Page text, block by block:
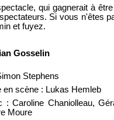
qui gagnerait à
Si vous n'êtes
et fuyez.
Gosselin
Stephens
en scène : Lukas Hemleb
: Caroline Chaniolleau,
Moure